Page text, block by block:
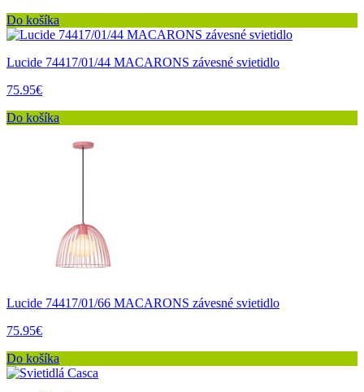
Do košíka
Lucide 74417/01/44 MACARONS závesné svietidlo
75.95€
Do košíka
Lucide 74417/01/66 MACARONS závesné svietidlo
75.95€
Do košíka